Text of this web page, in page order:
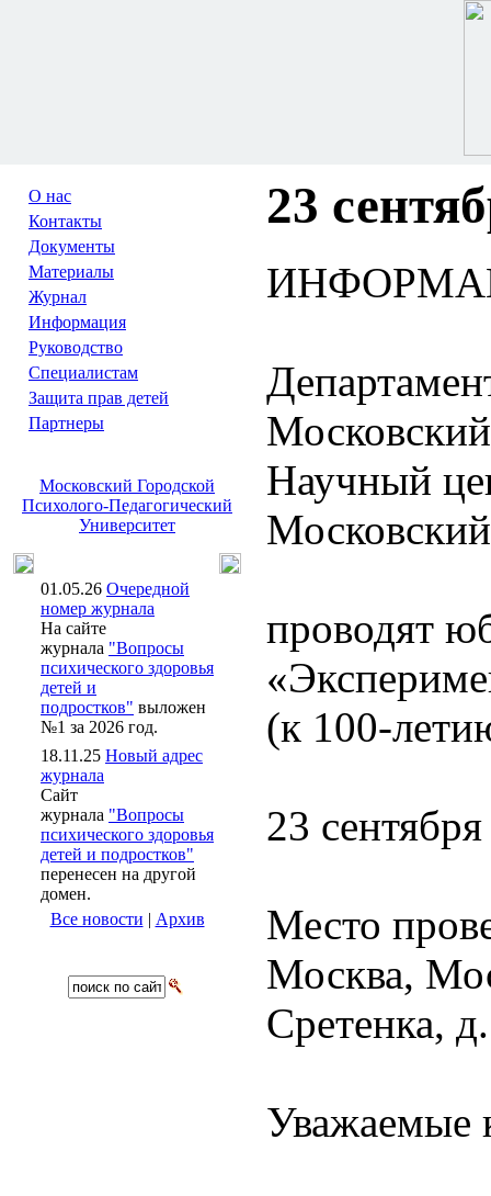
О нас
Контакты
Документы
Материалы
Журнал
Информация
Руководство
Специалистам
Защита прав детей
Партнеры
Московский Городской
Психолого-Педагогический
Университет
01.05.26 Очередной
номер журнала
На сайте
журнала "Вопросы
психического здоровья
детей и
подростков" выложен
№1 за 2026 год.
18.11.25 Новый адрес
журнала
Сайт
журнала "Вопросы
психического здоровья
детей и подростков"
перенесен на другой
домен.
Все новости | Архив
23
Московский
Научный
проводят
(к 100-
23
Место
Москва,
Сретенка,
Уважаемые